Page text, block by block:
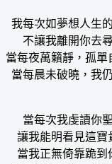
我每次如夢想人生
不讓我離開你去
當每夜萬籟靜，孤單
當每晨未破曉，我
當每次我虔讀你
讓我能明看見這寶
當我正無倚靠跪到